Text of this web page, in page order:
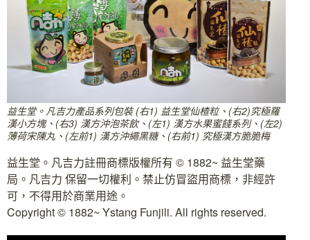
益生堂。凡吉力產品系列包裝 (右1) 益生堂仙楂粒、(右2)究極羅
漢小方塊、(右3) 漢方沖泡茶飲、(左1) 漢方水果蜜餞系列、(左2)
薄荷宋陳丸、(左前1) 漢方沖繩黑糖、(右前1) 究極漢方脆脆梅
益生堂。凡吉力註冊商標版權所有 © 1882~ 益生堂藥
局。凡吉力 保留一切權利。禁止仿冒盜用商標，非經許
可，不得用於商業用途。
Copyright © 1882~ Ystang Funjili. All rights reserved.